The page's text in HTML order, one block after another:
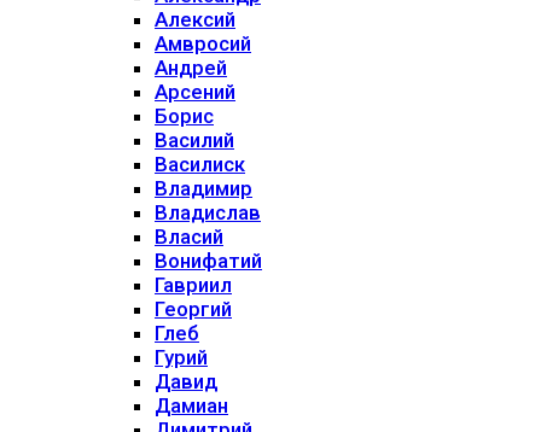
Алексий
Амвросий
Андрей
Арсений
Борис
Василий
Василиск
Владимир
Владислав
Власий
Вонифатий
Гавриил
Георгий
Глеб
Гурий
Давид
Дамиан